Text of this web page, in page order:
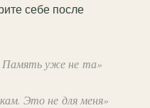
себе после
Память уже не та»
Это не для меня»